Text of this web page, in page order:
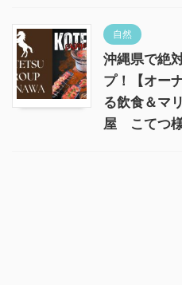
自然
沖縄県で絶
プ！【オー
る飲食＆マ
屋 こてつ様